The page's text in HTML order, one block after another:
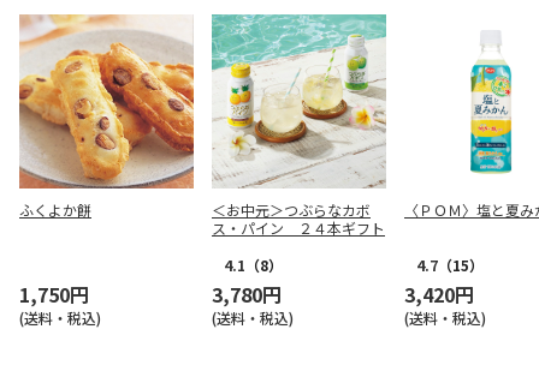
ふくよか餅
1,750円
(送料・税込)
＜お中元＞つぶらなカボ
ス・パイン ２４本ギフト
4.1 （8）
3,780円
(送料・税込)
〈ＰＯＭ〉塩と夏
4.7 （15）
3,420円
(送料・税込)